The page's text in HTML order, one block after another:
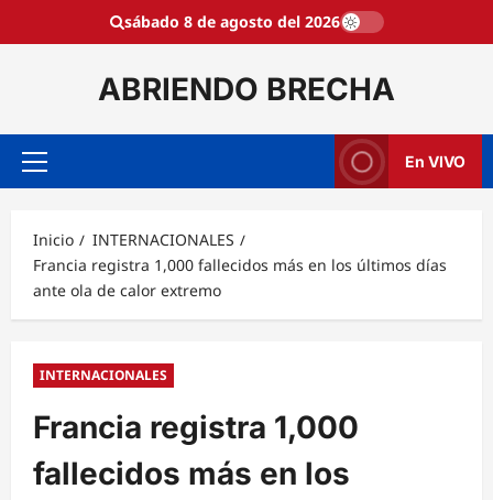
sábado 8 de agosto del 2026
ABRIENDO BRECHA
Menú
En VIVO
Inicio
INTERNACIONALES
Francia registra 1,000 fallecidos más en los últimos días
ante ola de calor extremo
INTERNACIONALES
Francia registra 1,000
fallecidos más en los